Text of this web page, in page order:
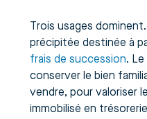
Trois usages
précipitée destinée à
frais de succession.
conserver le bien
vendre, pour valoriser
immobilisé en